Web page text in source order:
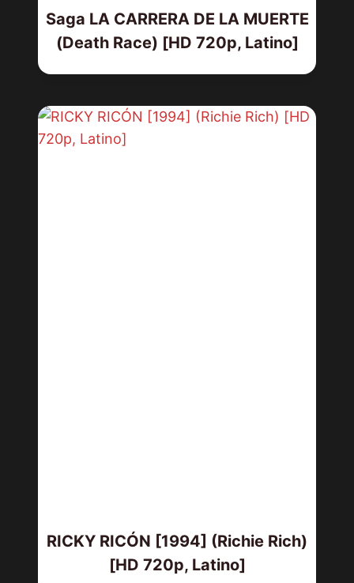
Saga LA CARRERA DE LA MUERTE
(Death Race) [HD 720p, Latino]
RICKY RICÓN [1994] (Richie Rich)
[HD 720p, Latino]